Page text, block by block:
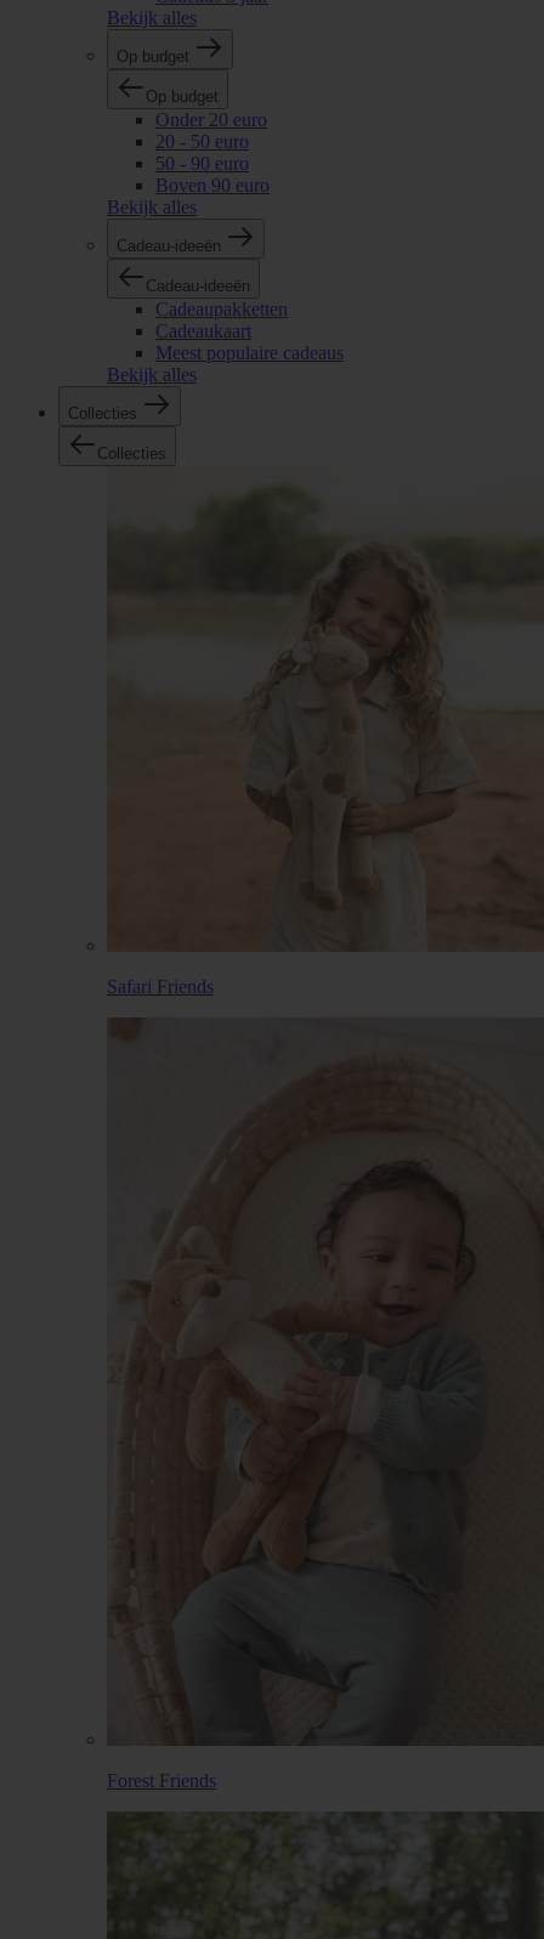
Bekijk alles
Op budget
Op budget
Onder 20 euro
20 - 50 euro
50 - 90 euro
Boven 90 euro
Bekijk alles
Cadeau-ideeën
Cadeau-ideeën
Cadeaupakketten
Cadeaukaart
Meest populaire cadeaus
Bekijk alles
Collecties
Collecties
Safari Friends
Forest Friends